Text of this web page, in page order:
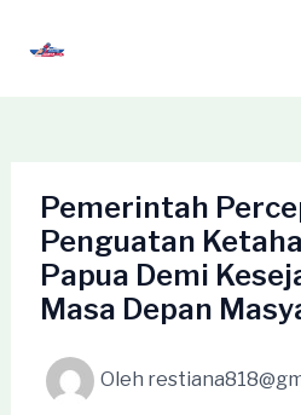
Pemerintah
Penguatan
Papua Demi
Masa Depan
Oleh